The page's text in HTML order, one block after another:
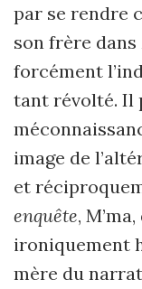
par se rendre
son frère dans
forcément
tant révolté. Il
image de
et
enquête,
ironiquement
mère du